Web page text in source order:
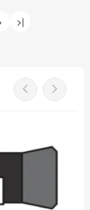
>|